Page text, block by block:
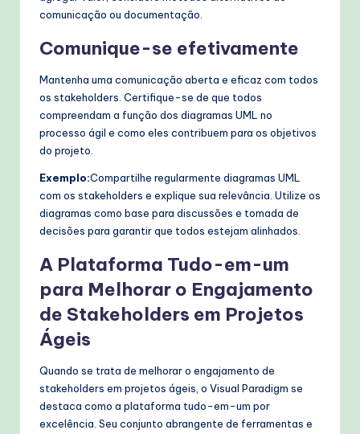
comunicação ou documentação.
Comunique-se efetivamente
Mantenha uma comunicação aberta e eficaz com todos
os stakeholders. Certifique-se de que todos
compreendam a função dos diagramas UML no
processo ágil e como eles contribuem para os objetivos
do projeto.
Exemplo:Compartilhe regularmente diagramas UML
com os stakeholders e explique sua relevância. Utilize os
diagramas como base para discussões e tomada de
decisões para garantir que todos estejam alinhados.
A Plataforma Tudo-em-um
para Melhorar o Engajamento
de Stakeholders em Projetos
Ágeis
Quando se trata de melhorar o engajamento de
stakeholders em projetos ágeis, o Visual Paradigm se
destaca como a plataforma tudo-em-um por
excelência. Seu conjunto abrangente de ferramentas e